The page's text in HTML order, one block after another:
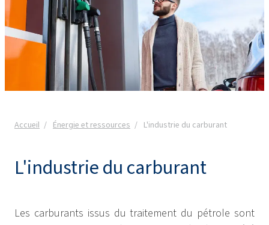
Accueil Énergie et ressources L'industrie du carburant
L'industrie du carburant
Les carburants issus du traitement du pétrole sont